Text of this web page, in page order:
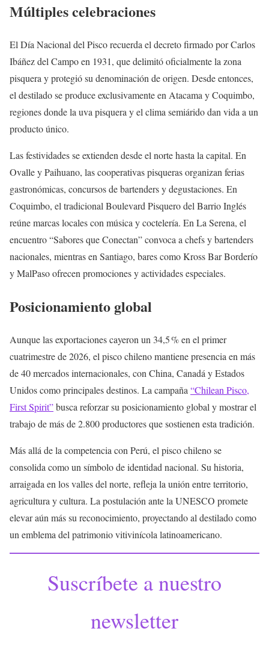
Múltiples celebraciones
El Día Nacional del Pisco recuerda el decreto firmado por Carlos
Ibáñez del Campo en 1931, que delimitó oficialmente la zona
pisquera y protegió su denominación de origen. Desde entonces,
el destilado se produce exclusivamente en Atacama y Coquimbo,
regiones donde la uva pisquera y el clima semiárido dan vida a un
producto único.
Las festividades se extienden desde el norte hasta la capital. En
Ovalle y Paihuano, las cooperativas pisqueras organizan ferias
gastronómicas, concursos de bartenders y degustaciones. En
Coquimbo, el tradicional Boulevard Pisquero del Barrio Inglés
reúne marcas locales con música y coctelería. En La Serena, el
encuentro “Sabores que Conectan” convoca a chefs y bartenders
nacionales, mientras en Santiago, bares como Kross Bar Borderío
y MalPaso ofrecen promociones y actividades especiales.
Posicionamiento global
Aunque las exportaciones cayeron un 34,5 % en el primer
cuatrimestre de 2026, el pisco chileno mantiene presencia en más
de 40 mercados internacionales, con China, Canadá y Estados
Unidos como principales destinos. La campaña “Chilean Pisco,
First Spirit”busca reforzar su posicionamiento global y mostrar el
trabajo de más de 2.800 productores que sostienen esta tradición.
Más allá de la competencia con Perú, el pisco chileno se
consolida como un símbolo de identidad nacional. Su historia,
arraigada en los valles del norte, refleja la unión entre territorio,
agricultura y cultura. La postulación ante la UNESCO promete
elevar aún más su reconocimiento, proyectando al destilado como
un emblema del patrimonio vitivinícola latinoamericano.
Suscríbete a nuestro
newsletter